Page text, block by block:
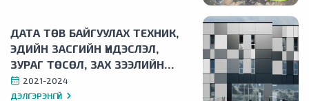
ДАТА ТӨВ БАЙГУУЛАХ ТЕХНИК,
ЭДИЙН ЗАСГИЙН ҮНДЭСЛЭЛ,
ЗУРАГ ТӨСӨЛ, ЗАХ ЗЭЭЛИЙН
СУДАЛГАА БОЛОВСРУУЛАХ АЖИЛ
2021-2024
ДЭЛГЭРЭНГҮЙ